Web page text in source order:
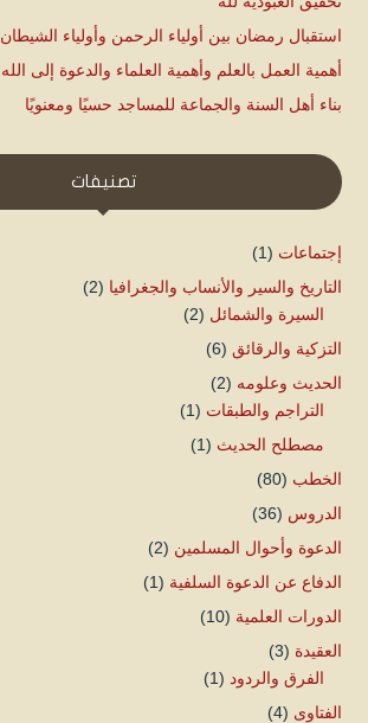
استقبال رمضان بين أولياء الرحمن وأولياء الشيطان
أهمية العمل بالعلم وأهمية العلماء والدعوة إلى الله
بناء أهل السنة والجماعة للمساجد حسيًا ومعنويًا
تصنيفات
إجتماعات (1)
التاريخ والسير والأنساب والجغرافيا (2)
السيرة والشمائل (2)
التزكية والرقائق (6)
الحديث وعلومه (2)
التراجم والطبقات (1)
مصطلح الحديث (1)
الخطب (80)
الدروس (36)
الدعوة وأحوال المسلمين (2)
الدفاع عن الدعوة السلفية (1)
الدورات العلمية (10)
العقيدة (3)
الفرق والردود (1)
الفتاوى (4)